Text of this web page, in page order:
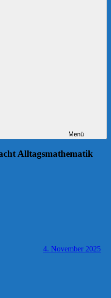
Menü
Alltagsmathematik
4. November 2025